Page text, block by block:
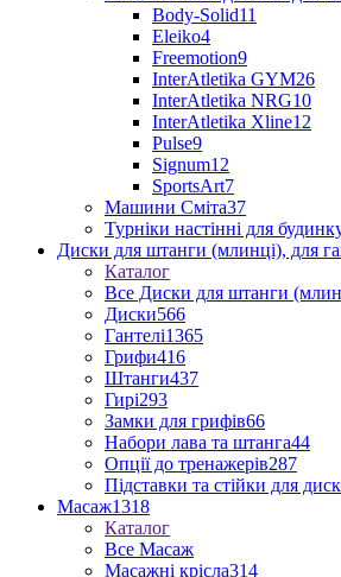
Body-Solid11
Eleiko4
Freemotion9
InterAtletika GYM26
InterAtletika NRG10
InterAtletika Xline12
Pulse9
Signum12
SportsArt7
Машини Сміта37
Турніки настінні для
Диски для штанги (млинці), для
Каталог
Все Диски для штанги
Диски566
Гантелі1365
Грифи416
Штанги437
Гирі293
Замки для грифів66
Набори лава та штанга44
Опції до тренажерів287
Підставки та стійки для
Масаж1318
Каталог
Все Масаж
Масажні крісла314